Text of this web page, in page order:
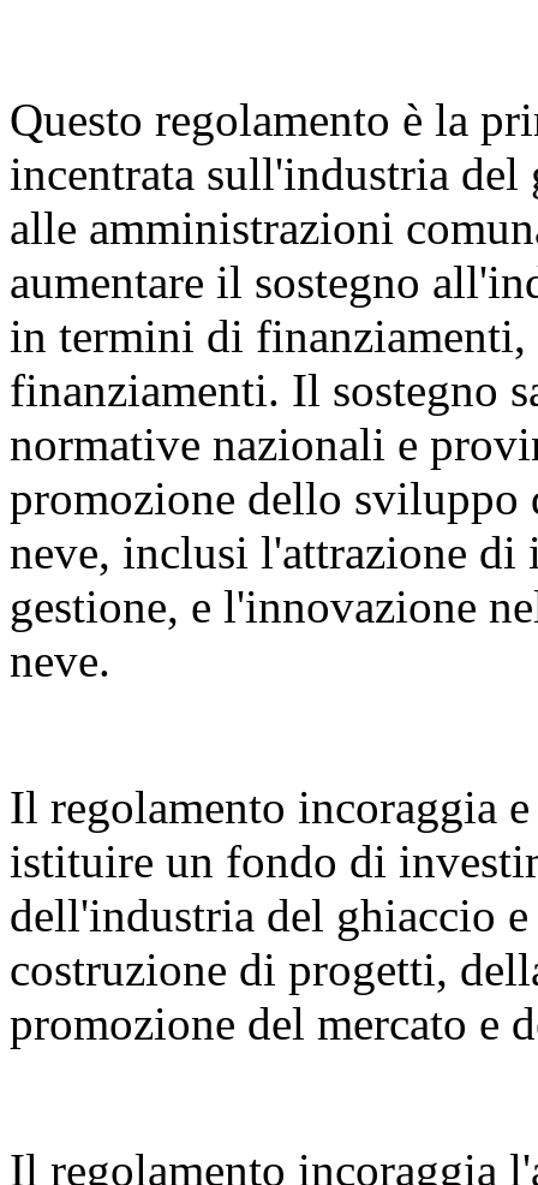
Questo regolamento è la
incentrata sull'industria del
alle amministrazioni
aumentare il sostegno
in termini di finanziamenti,
finanziamenti. Il sostegno
normative nazionali e
promozione dello sviluppo
neve, inclusi l'attrazione di
gestione, e l'innovazione
neve.
Il regolamento incoraggia
istituire un fondo di
dell'industria del ghiaccio
costruzione di progetti,
promozione del mercato e
Il regolamento incoraggia